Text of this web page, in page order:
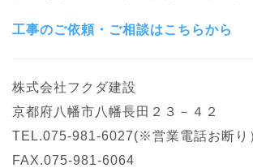
工事のご依頼・ご相談はこちらから
株式会社フクダ建設
京都府八幡市八幡長田２３－４２
TEL.075-981-6027(※営業電話お断り
FAX.075-981-6064